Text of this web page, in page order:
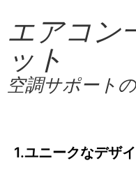
エアコン
ット
空調サポート
1.ユニークなデザ